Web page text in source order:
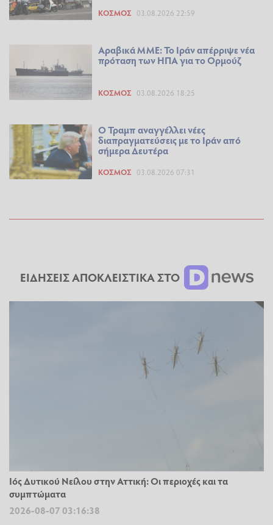
ΚΌΣΜΟΣ 03.08.2026 22:59
Αραβικά ΜΜΕ: Το Ιράν απέρριψε νέα
πρόταση των ΗΠΑ για το Ορμούζ
ΚΌΣΜΟΣ 03.08.2026 18:25
Ο Τραμπ αναγγέλλει νέες
διαπραγματεύσεις με το Ιράν από
σήμερα Δευτέρα
ΚΌΣΜΟΣ 03.08.2026 07:31
ΕΙΔΗΣΕΙΣ ΑΠΟΚΛΕΙΣΤΙΚΑ ΣΤΟ
Ιός Δυτικού Νείλου στην Αττική: Οι περιοχές και τα
συμπτώματα
2026-08-07 03:16:38